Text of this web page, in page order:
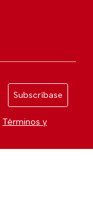
Subscríbase
Términos y